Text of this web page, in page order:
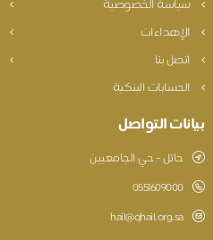
سياسة الخصوصية
الإهداءات
اتصل بنا
الحسابات البنكية
بيانات التواصل
حائل - حي الجامعيين
0551609000
hail@qhail.org.sa